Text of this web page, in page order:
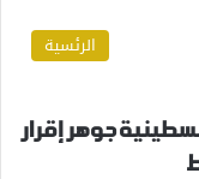
الرئسية
جوهر إقرار